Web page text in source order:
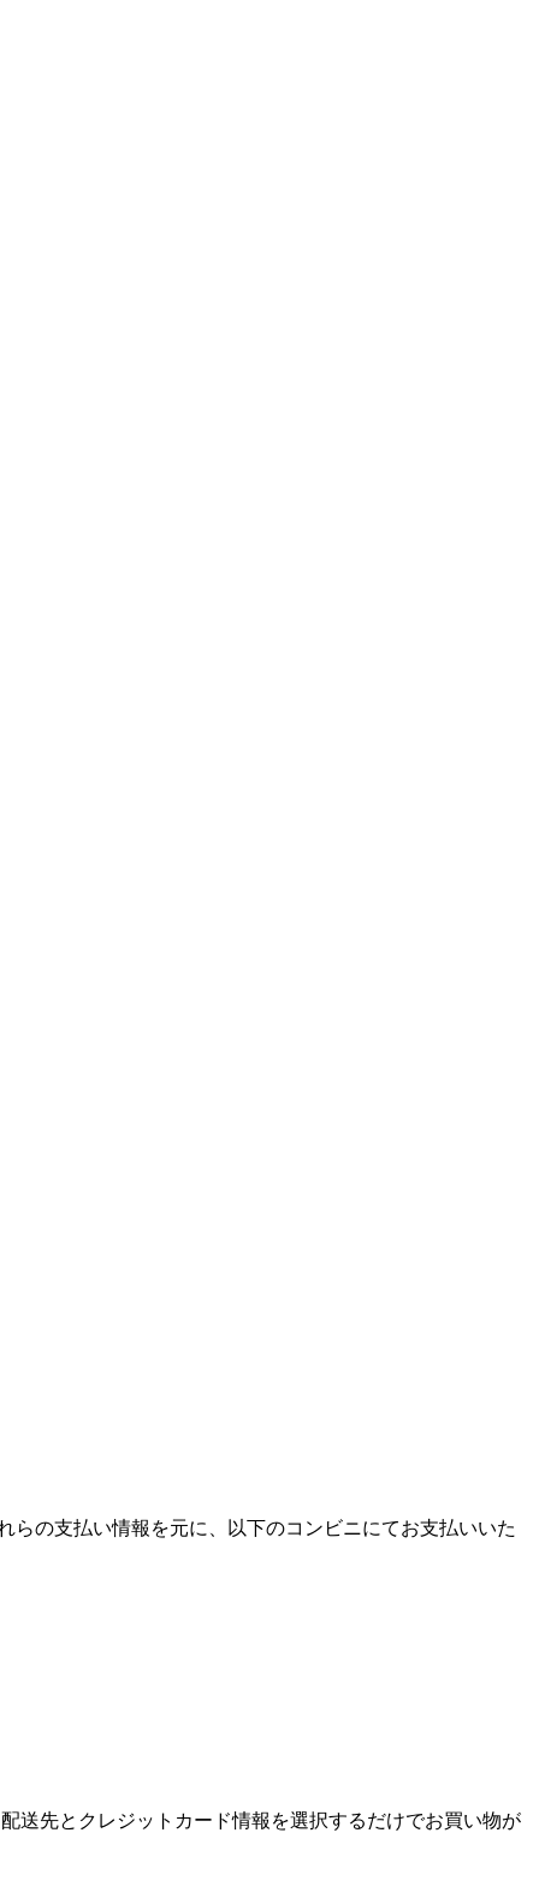
らの支払い情報を元に、以下のコンビニにてお支払いいた
送先とクレジットカード情報を選択するだけでお買い物が